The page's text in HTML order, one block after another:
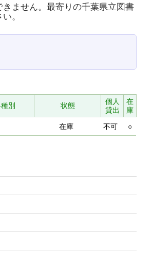
ません。最寄りの千葉県立図書
。
別 状態
個人
貸出
在
庫
在庫 不可 ○